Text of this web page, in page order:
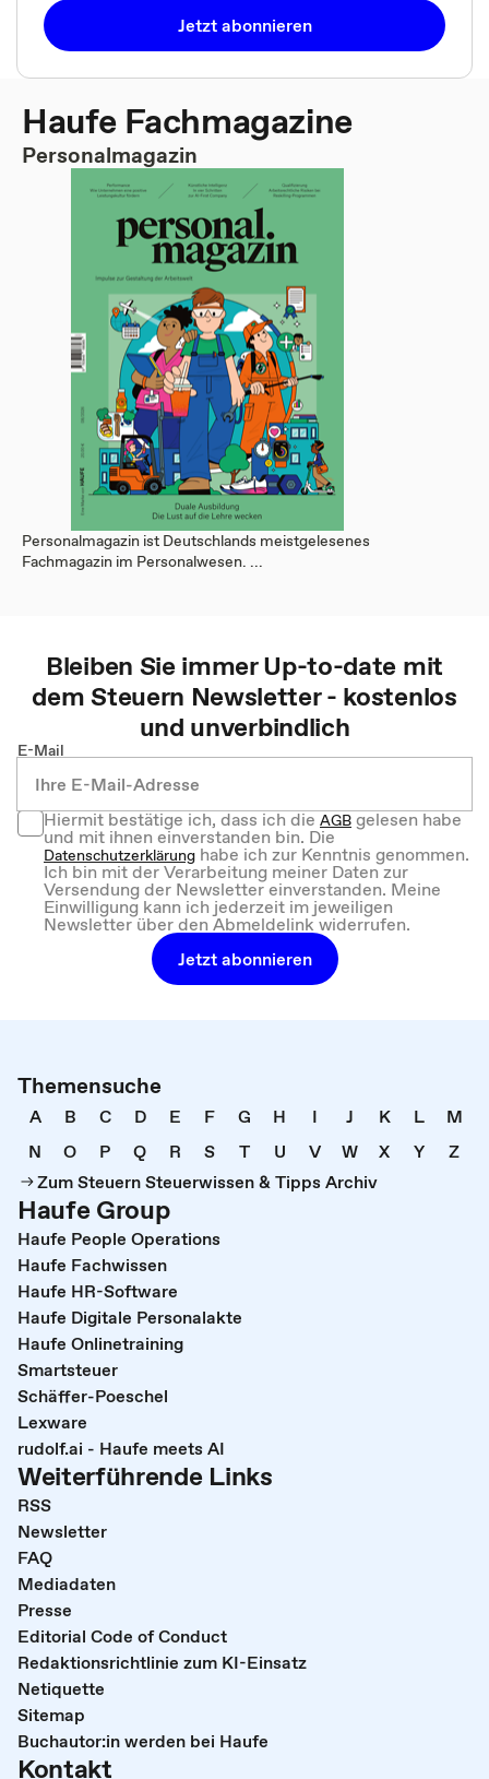
Jetzt abonnieren
Haufe Fachmagazine
Personalmagazin
Personalmagazin ist Deutschlands meistgelesenes
Fachmagazin im Personalwesen. ...
Bleiben Sie immer Up-to-date mit
demSteuern Newsletter - kostenlos
und unverbindlich
E-Mail
Hiermit bestätige ich, dass ich dieAGBgelesen habe
und mit ihnen einverstanden bin. Die
Datenschutzerklärung habe ich zur Kenntnis genommen.
Ich bin mit der Verarbeitung meiner Daten zur
Versendung der Newsletter einverstanden. Meine
Einwilligung kann ich jederzeit im jeweiligen
Newsletter über den Abmeldelink widerrufen.
Jetzt abonnieren
Themensuche
A B C D E F G H I J K L
M
N
O P Q R S T U V W X Y
Z
Zum Steuern Steuerwissen & Tipps Archiv
Haufe Group
Haufe People Operations
Haufe Fachwissen
Haufe HR-Software
Haufe Digitale Personalakte
Haufe Onlinetraining
Smartsteuer
Schäffer-Poeschel
Lexware
rudolf.ai - Haufe meets AI
Weiterführende Links
RSS
Newsletter
FAQ
Mediadaten
Presse
Editorial Code of Conduct
Redaktionsrichtlinie zum KI-Einsatz
Netiquette
Sitemap
Buchautor:in werden bei Haufe
Kontakt